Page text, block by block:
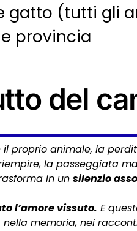
gatto (tutti gli
provincia
del
proprio animale, la
la passeggiata
in un silenzio
l’amore vissuto. E
nella memoria, nei